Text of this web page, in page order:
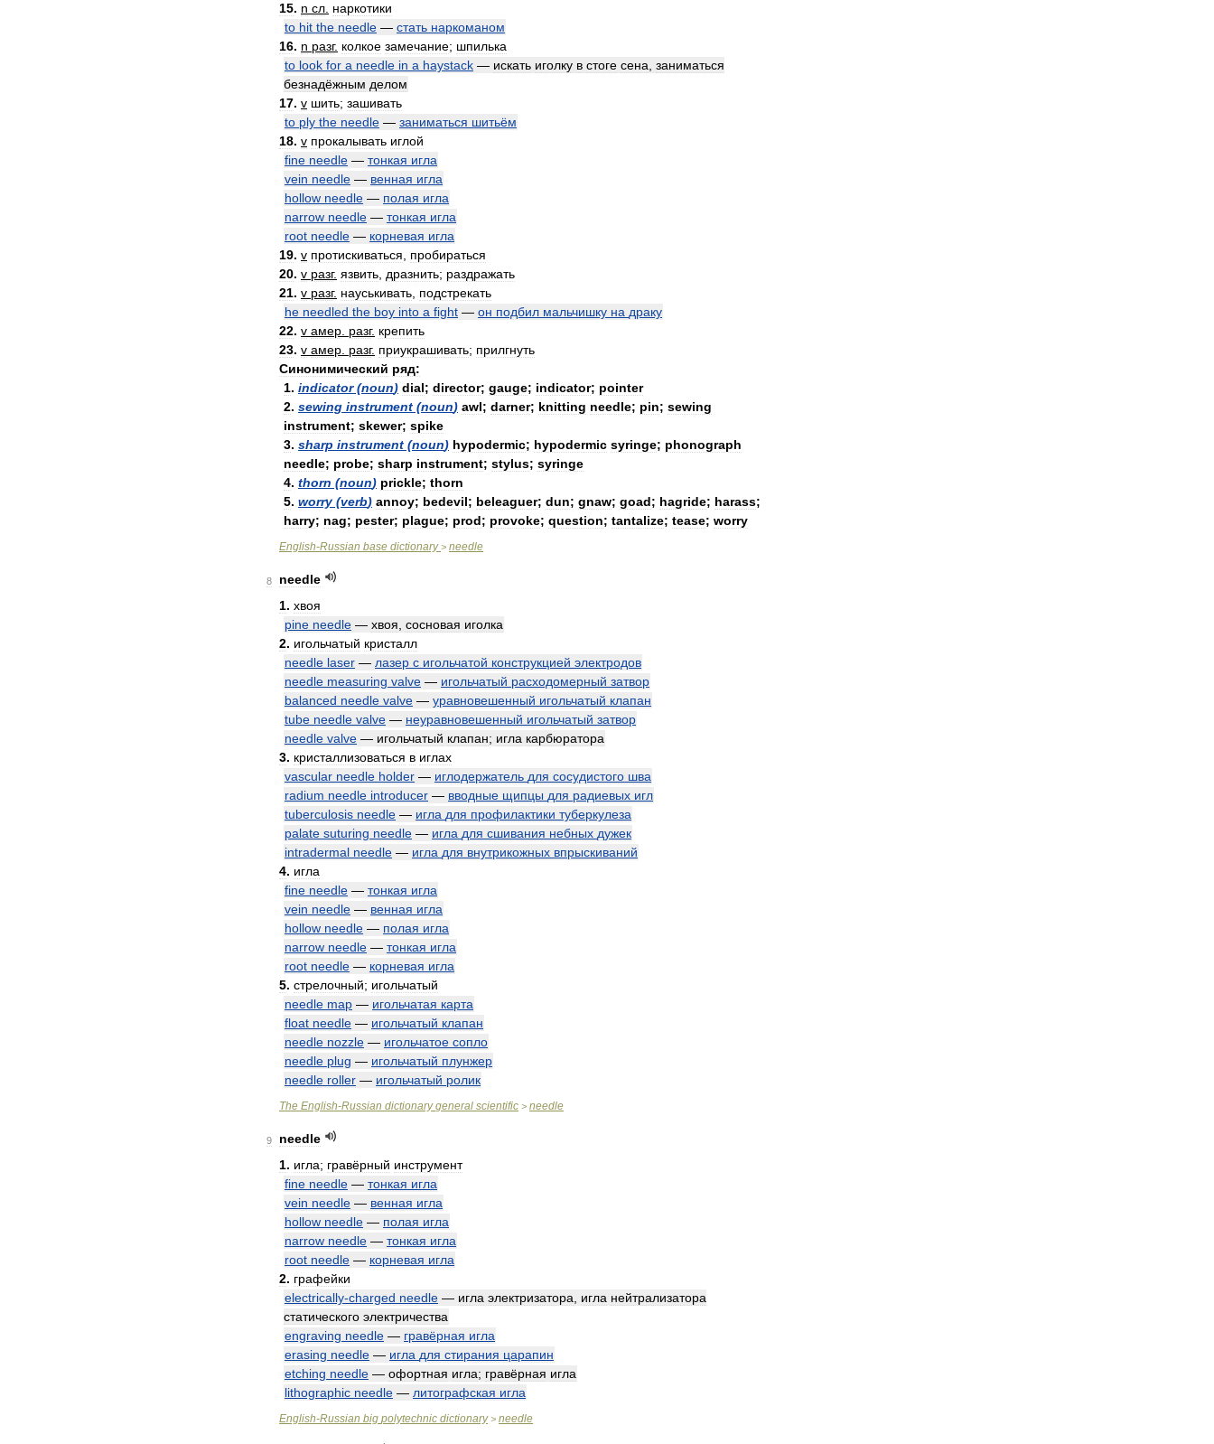
15. n сл наркотики
to hit the needle — стать наркоманом
16. n разг. колкое замечание; шпилька
to look for a needle in a haystack — искать иголку в стоге сена заниматься
безнадёжным делом
17. v шить; зашивать
to ply the needle — заниматься шитьём
18. v прокалывать иглой
fine needle — тонкая игла
vein needle — венная игла
hollow needle — полая игла
narrow needle — тонкая игла
root needle — корневая игла
19. v протискиваться
пробираться
20. v разг. язвить дразнить; раздражать
21. v разг. науськивать подстрекать
he needled the boy into a fight — он подбил мальчишку на драку
22. v амер разг. крепить
23. v амер разг. приукрашивать; прилгнуть
Синонимический ряд:
1. indicator(noun) dial; director; gauge; indicator; pointer
2. sewing instrument (noun) awl; darner; knitting needle; pin; sewing
instrument; skewer; spike
3. sharp instrument (noun) hypodermic; hypodermic syringe; phonograph
needle; probe; sharp instrument; stylus; syringe
4. thorn (noun) prickle; thorn
5. worry(verb) annoy; bedevil; beleaguer; dun; gnaw; goad; hagride; harass;
harry; nag; pester; plague; prod; provoke; question; tantalize; tease; worry
English-Russian base dictionary > needle
8
needle
1. хвоя
pine needle — хвоя сосновая иголка
2. игольчатый кристалл
needle laser — лазер с игольчатой конструкцией электродов
needle measuring valve — игольчатый расходомерный затвор
balanced needle valve — уравновешенный игольчатый клапан
tube needle valve — неуравновешенный игольчатый затвор
needle valve — игольчатый клапан; игла карбюратора
3. кристаллизоваться в иглах
vascular needle holder — иглодержатель для сосудистого шва
radium needle introducer — вводные щипцы для радиевых игл
tuberculosis needle — игла для профилактики туберкулеза
palate suturing needle — игла для сшивания небных дужек
intradermal needle — игла для внутрикожных впрыскиваний
4. игла
fine needle — тонкая игла
vein needle — венная игла
hollow needle — полая игла
narrow needle — тонкая игла
root needle — корневая игла
5. стрелочный; игольчатый
needle map — игольчатая карта
float needle — игольчатый клапан
needle nozzle — игольчатое сопло
needle plug — игольчатый плунжер
needle roller — игольчатый ролик
The English-Russian dictionary general scientific > needle
9
needle
1. игла; гравёрный инструмент
fine needle — тонкая игла
vein needle — венная игла
hollow needle — полая игла
narrow needle — тонкая игла
root needle — корневая игла
2. графейки
electrically-charged needle — игла электризатора игла нейтрализатора
статического электричества
engraving needle — гравёрная игла
erasing needle — игла для стирания царапин
etching needle — офортная игла; гравёрная игла
lithographic needle — литографская игла
English-Russian big polytechnic dictionary> needle